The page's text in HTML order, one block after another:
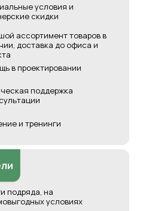
условия и
скидки
ассортимент товаров в
доставка до офиса и
в проектировании
поддержка
и тренинги
подряда, на
условиях